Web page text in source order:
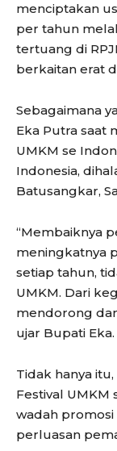
menciptakan
per tahun
tertuang di
berkaitan erat
Sebagaimana
Eka Putra saat
UMKM se
Indonesia,
Batusangkar,
“Membaiknya
meningkatnya
setiap tahun,
UMKM. Dari
mendorong
ujar Bupati Eka.
Tidak hanya
Festival UMKM
wadah
perluasan